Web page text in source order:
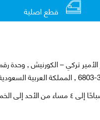
قطع اصلية